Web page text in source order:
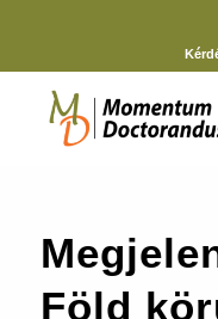
Föld